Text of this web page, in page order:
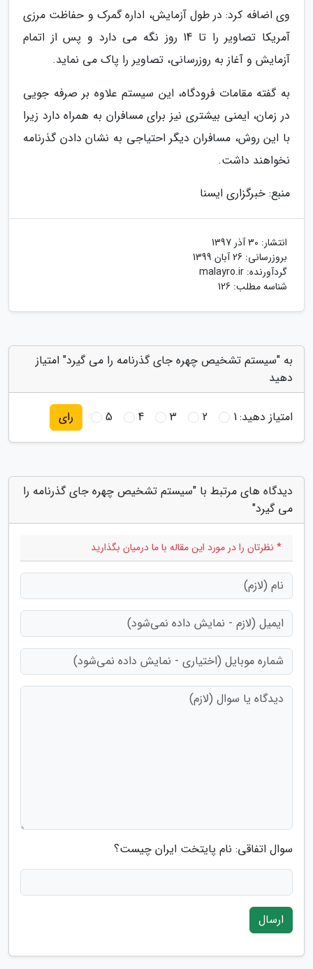
وی اضافه کرد: در طول آزمایش، اداره گمرک و حفاظت مرزی
آمریکا تصاویر را تا 14 روز نگه می دارد و پس از اتمام
آزمایش و آغاز به روزرسانی، تصاویر را پاک می نماید.
به گفته مقامات فرودگاه، این سیستم علاوه بر صرفه جویی
در زمان، ایمنی بیشتری نیز برای مسافران به همراه دارد زیرا
با این روش، مسافران دیگر احتیاجی به نشان دادن گذرنامه
نخواهند داشت.
منبع: خبرگزاری ایسنا
انتشار: 30 آذر 1397
بروزرسانی: 26 آبان 1399
گردآورنده: malayro.ir
شناسه مطلب: 126
به "سیستم تشخیص چهره جای گذرنامه را می گیرد" امتیاز
دهید
امتیاز دهید:1
2
3
4
5 رای
دیدگاه های مرتبط با "سیستم تشخیص چهره جای گذرنامه را
می گیرد"
* نظرتان را در مورد این مقاله با ما درمیان بگذارید
سوال اتفاقی: نام پایتخت ایران چیست؟
ارسال